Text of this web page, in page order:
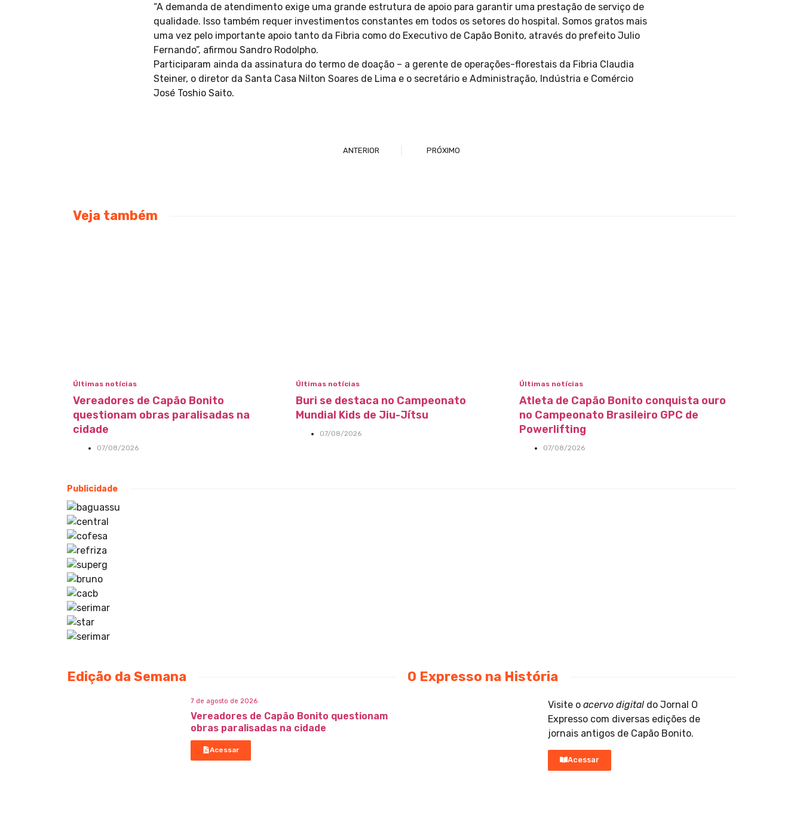
“A demanda de atendimento exige uma grande estrutura de apoio para garantir uma prestação de serviço de
qualidade. Isso também requer investimentos constantes em todos os setores do hospital. Somos gratos mais
uma vez pelo importante apoio tanto da Fibria como do Executivo de Capão Bonito, através do prefeito Julio
Fernando”, afirmou Sandro Rodolpho.
Participaram ainda da assinatura do termo de doação – a gerente de operações-florestais da Fibria Claudia
Steiner, o diretor da Santa Casa Nilton Soares de Lima e o secretário e Administração, Indústria e Comércio
José Toshio Saito.
ANTERIOR PRÓXIMO
Veja também
Últimas notícias
Vereadores de Capão Bonito
questionam obras paralisadas na
cidade
07/08/2026
Últimas notícias
Buri se destaca no Campeonato
Mundial Kids de Jiu-Jítsu
07/08/2026
Últimas notícias
Atleta de Capão Bonito conquista ouro
no Campeonato Brasileiro GPC de
Powerlifting
07/08/2026
Publicidade
Edição da Semana
7 de agosto de 2026
Vereadores de Capão Bonito questionam
obras paralisadas na cidade
Acessar
O Expresso na História
Visite o acervo digital do Jornal O
Expresso com diversas edições de
jornais antigos de Capão Bonito.
Acessar